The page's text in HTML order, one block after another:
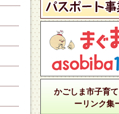
かごしま市子育
ーリンク集